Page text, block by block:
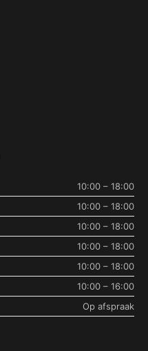
10:00 – 18:00
10:00 – 18:00
10:00 – 18:00
10:00 – 18:00
10:00 – 18:00
10:00 – 16:00
Op afspraak